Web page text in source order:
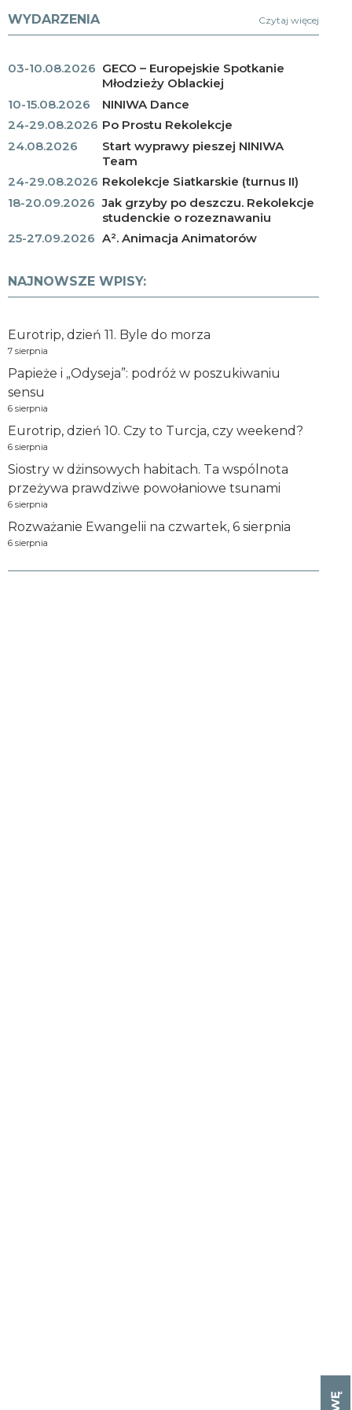
WYDARZENIA Czytaj więcej
03-10.08.2026 GECO – Europejskie Spotkanie
Młodzieży Oblackiej
10-15.08.2026
NINIWA Dance
24-29.08.2026 Po Prostu Rekolekcje
24.08.2026
Start wyprawy pieszej NINIWA
Team
24-29.08.2026 Rekolekcje Siatkarskie (turnus II)
18-20.09.2026 Jak grzyby po deszczu. Rekolekcje
studenckie o rozeznawaniu
25-27.09.2026 A². Animacja Animatorów
NAJNOWSZE WPISY:
Eurotrip, dzień 11. Byle do morza
7 sierpnia
Papieże i „Odyseja”: podróż w poszukiwaniu
sensu
6 sierpnia
Eurotrip, dzień 10. Czy to Turcja, czy weekend?
6 sierpnia
Siostry w dżinsowych habitach. Ta wspólnota
przeżywa prawdziwe powołaniowe tsunami
6 sierpnia
Rozważanie Ewangelii na czwartek, 6 sierpnia
6 sierpnia